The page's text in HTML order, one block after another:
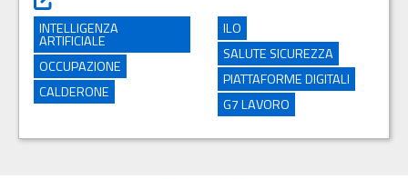
INTELLIGENZA
ARTIFICIALE
OCCUPAZIONE
CALDERONE
ILO
SALUTE SICUREZZA
PIATTAFORME DIGITALI
G7 LAVORO